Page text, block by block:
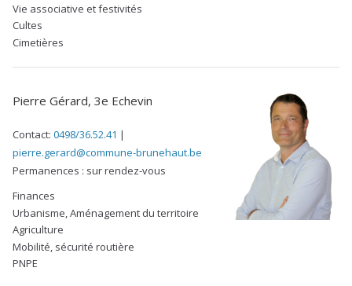
Vie associative et festivités
Cultes
Cimetières
Pierre Gérard, 3e Echevin
Contact: 0498/36.52.41 |
pierre.gerard@commune-brunehaut.be
Permanences : sur rendez-vous
Finances
Urbanisme, Aménagement du territoire
Agriculture
Mobilité, sécurité routière
PNPE